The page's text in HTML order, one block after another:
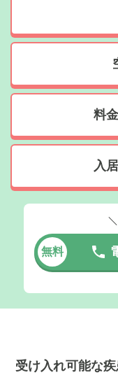
料
入
無料
受け入れ可能な